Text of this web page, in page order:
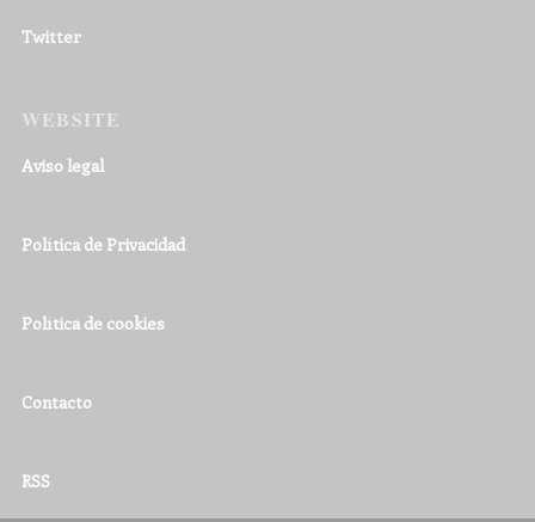
Twitter
WEBSITE
Aviso legal
Política de Privacidad
Política de cookies
Contacto
RSS